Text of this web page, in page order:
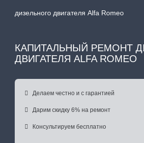
дизельного двигателя Alfa Romeo
КАПИТАЛЬНЫЙ РЕМОНТ
ДВИГАТЕЛЯ ALFA ROMEO
 Делаем честно и с гарантией
 Дарим скидку 6% на ремонт
 Консультируем бесплатно